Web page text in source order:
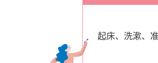
起床、洗漱、